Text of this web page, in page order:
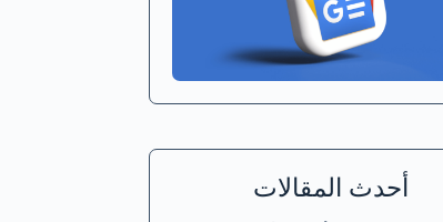
أحدث المقالات